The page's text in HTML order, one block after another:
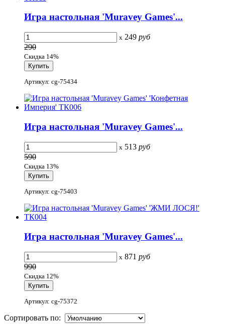
Игра настольная 'Muravey Games'...
x 249 руб
290
Скидка 14%
Артикул: cg-75434
Игра настольная 'Muravey Games'...
x 513 руб
590
Скидка 13%
Артикул: cg-75403
Игра настольная 'Muravey Games'...
x 871 руб
990
Скидка 12%
Артикул: cg-75372
Сортировать по: